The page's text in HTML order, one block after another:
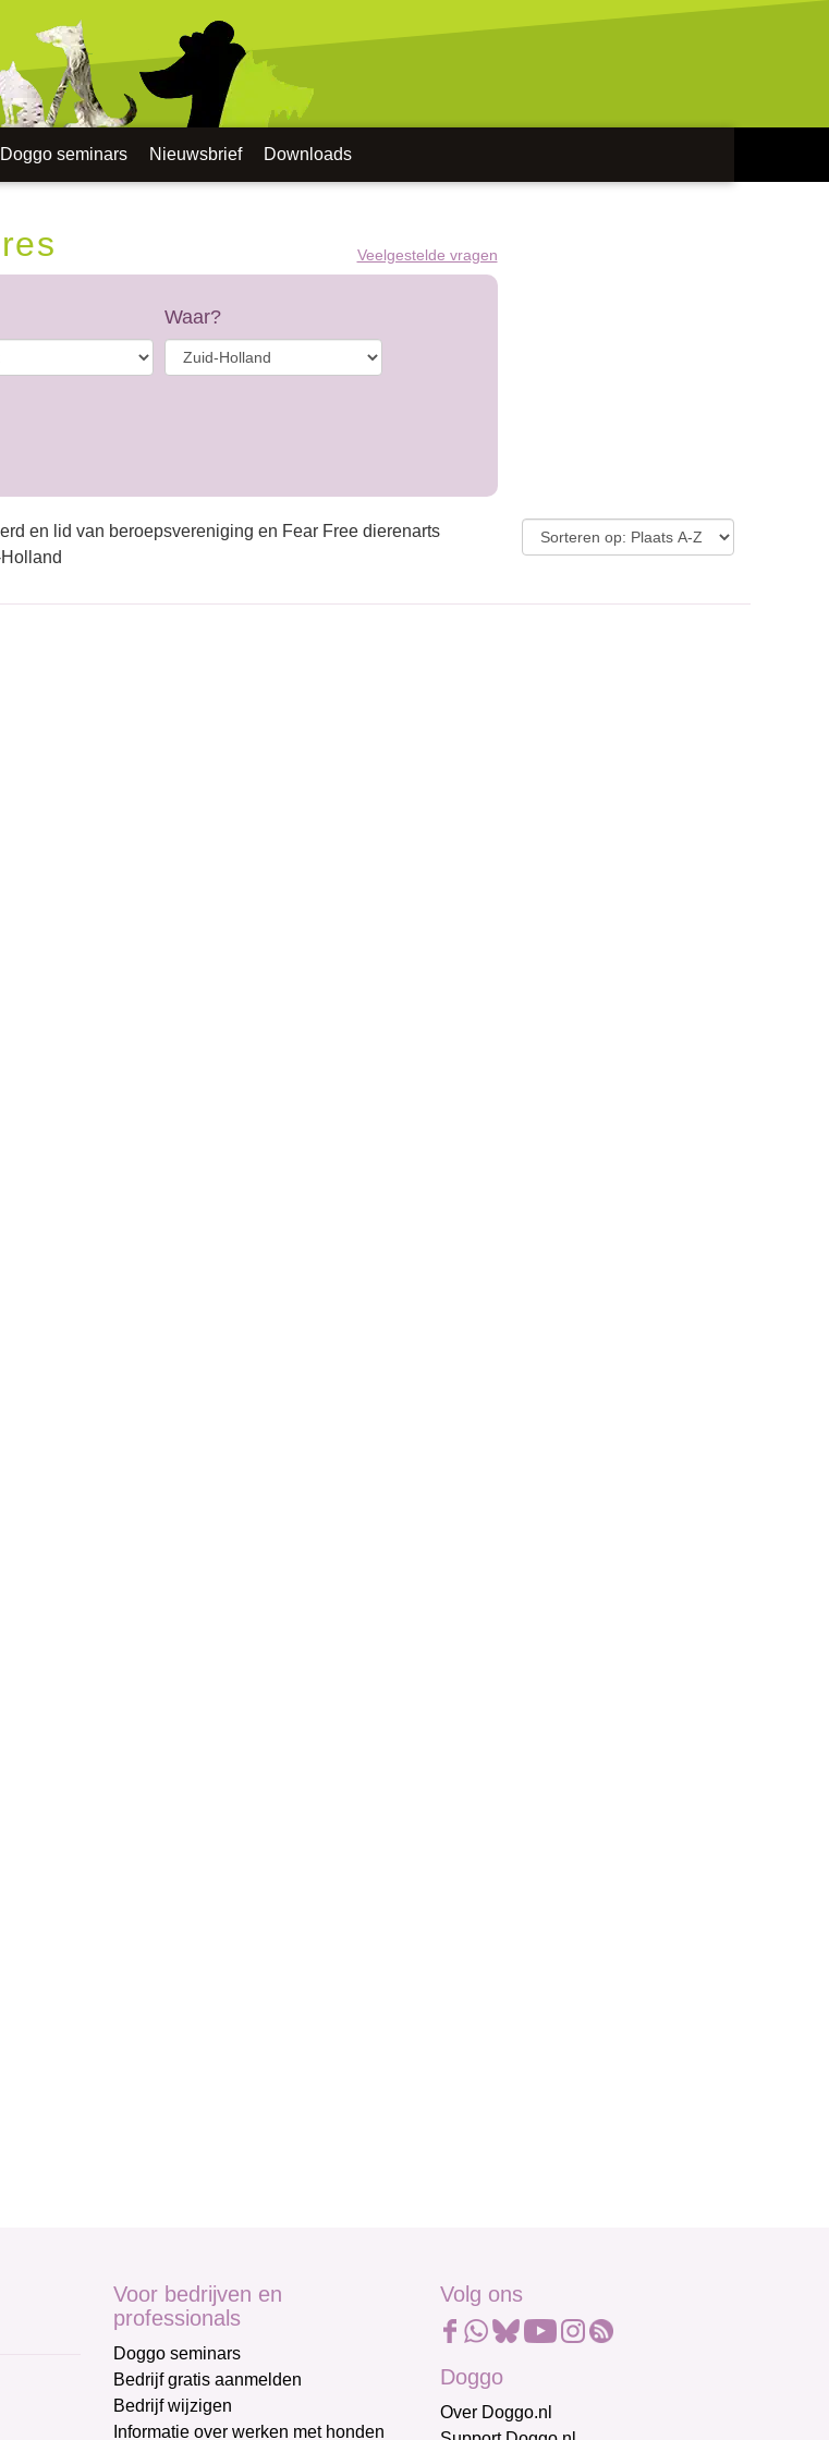
Doggo seminars Nieuwsbrief Downloads
Veelgestelde vragen
Waar?
en lid van beroepsvereniging en Fear Free dierenarts
Voor bedrijven en
professionals
Doggo seminars
Bedrijf gratis aanmelden
Bedrijf wijzigen
Informatie over werken met honden
Volg ons
Doggo
Over Doggo.nl